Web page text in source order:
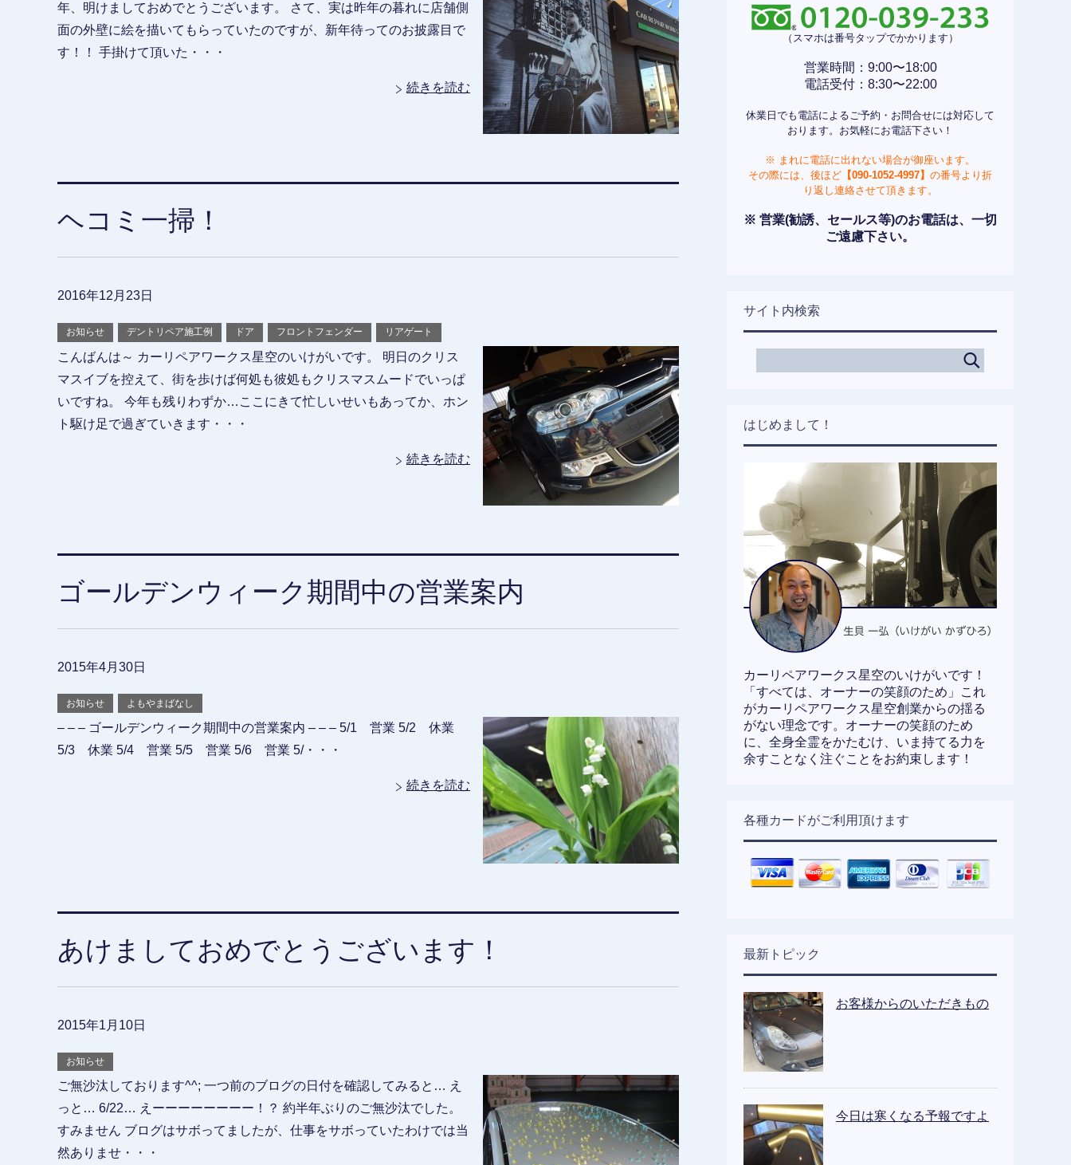
年、明けましておめでとうございます。 さて、実は昨年の暮れに店舗側
面の外壁に絵を描いてもらっていたのですが、新年待ってのお披露目で
す！！ 手掛けて頂いた・・・
続きを読む
ヘコミ一掃！
2016年12月23日
お知らせ デントリペア施工例 ドア フロントフェンダー リアゲート
こんばんは～ カーリペアワークス星空のいけがいです。 明日のクリス
マスイブを控えて、街を歩けば何処も彼処もクリスマスムードでいっぱ
いですね。 今年も残りわずか…ここにきて忙しいせいもあってか、ホン
ト駆け足で過ぎていきます・・・
続きを読む
ゴールデンウィーク期間中の営業案内
2015年4月30日
お知らせ よもやまばなし
– – – ゴールデンウィーク期間中の営業案内 – – – 5/1 営業 5/2 休業
5/3 休業 5/4 営業 5/5 営業 5/6 営業 5/・・・
続きを読む
あけましておめでとうございます！
2015年1月10日
お知らせ
ご無沙汰しております^^; 一つ前のブログの日付を確認してみると… え
っと… 6/22… えーーーーーーーー！？ 約半年ぶりのご無沙汰でした。
すみません ブログはサボってましたが、仕事をサボっていたわけでは当
然ありませ・・・
（スマホは番号タップでかかります）
営業時間：9:00〜18:00
電話受付：8:30〜22:00
休業日でも電話によるご予約・お問合せには対応して
おります。お気軽にお電話下さい！
※ まれに電話に出れない場合が御座います。
その際には、後ほど 【090-1052-4997】 の番号より折
り返し連絡させて頂きます。
※ 営業(勧誘、セールス等)のお電話は、一切
ご遠慮下さい。
サイト内検索
はじめまして！
カーリペアワークス星空のいけがいです！
「すべては、オーナーの笑顔のため」これ
がカーリペアワークス星空創業からの揺る
がない理念です。オーナーの笑顔のため
に、全身全霊をかたむけ、いま持てる力を
余すことなく注ぐことをお約束します！
各種カードがご利用頂けます
最新トピック
お客様からのいただきもの
今日は寒くなる予報ですよ